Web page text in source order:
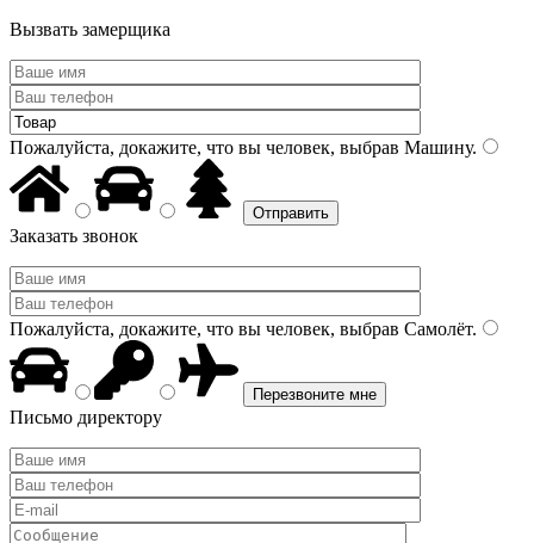
Вызвать замерщика
Пожалуйста, докажите, что вы человек, выбрав Машину.
Заказать звонок
Пожалуйста, докажите, что вы человек, выбрав Самолёт.
Письмо директору